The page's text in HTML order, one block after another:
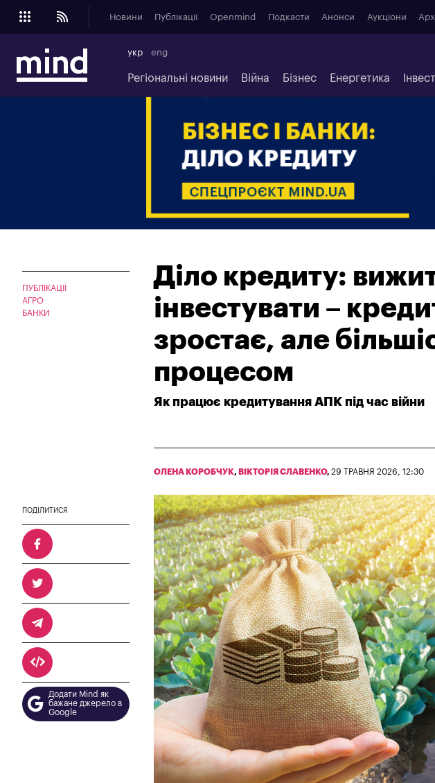
Новини Публікації Openmind Подкасти Анонси Аукціони
укр eng
Регіональні новини Війна Бізнес Енергетика
ПУБЛІКАЦІЇ
АГРО
БАНКИ
Діло кредиту:
інвестувати –
зростає, але
процесом
Як працює кредитування АПК під час війни
ОЛЕНА КОРОБЧУК, ВІКТОРІЯ СЛАВЕНКО, 29 ТРАВНЯ 2026, 12:30
ПОДІЛИТИСЯ
Додати Mind як
бажане джерело в
Google